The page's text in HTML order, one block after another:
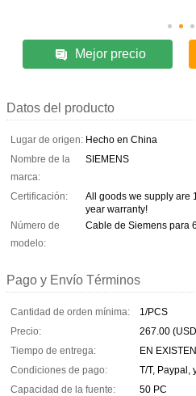
Mejor precio
Datos del producto
Lugar de origen: Hecho en China
Nombre de la
marca:
SIEMENS
Certificación:
All goods we supply are
year warranty!
Número de
modelo:
Cable de Siemens para
Pago y Envío Términos
Cantidad de orden mínima:
1/PCS
Precio:
267.00
Tiempo de entrega:
EN
Condiciones de pago:
T/T, Paypal,
Capacidad de la fuente:
50 PC